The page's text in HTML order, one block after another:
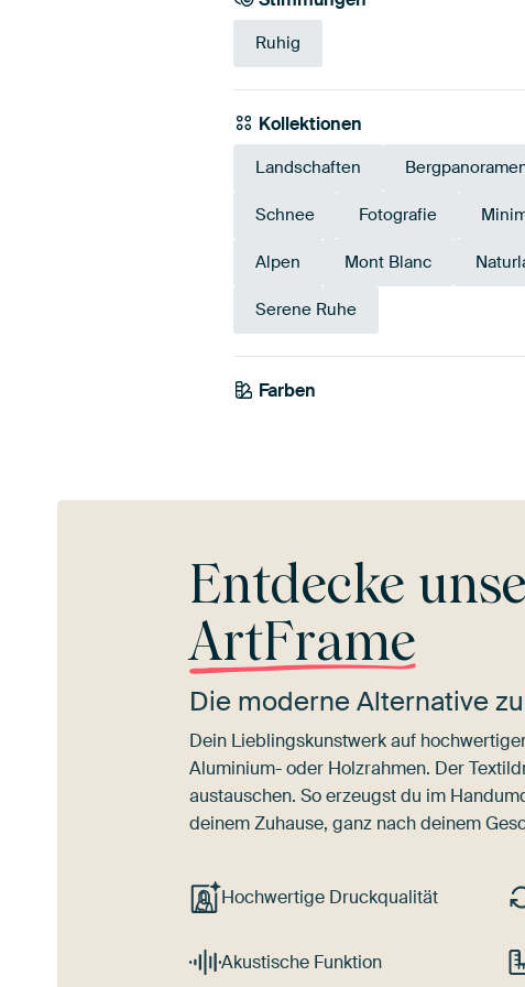
Ruhig
Kollektionen
Landschaften
Schnee Fotografie
Alpen Mont Blanc
Serene Ruhe
Farben
Blau
Entdecke
ArtFrame
Die moderne Alternative
Dein Lieblingskunstwerk auf
Aluminium- oder Holzrahmen. Der
austauschen. So erzeugst du im
deinem Zuhause, ganz nach deinem
Hochwertige Druckqualität
Akustische Funktion